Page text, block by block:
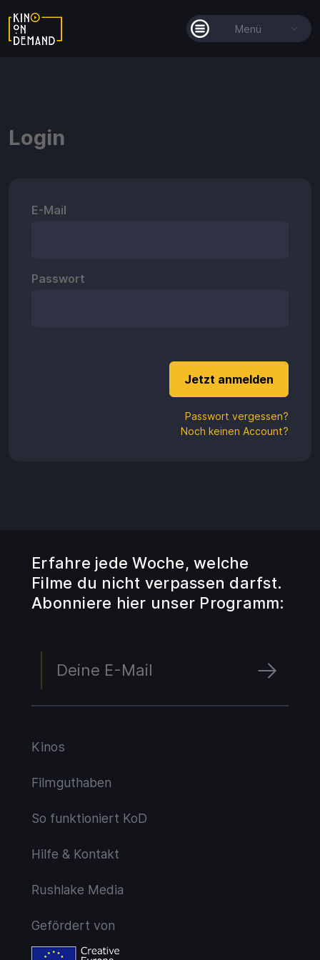
Menü
Einlösen
Login
E-Mail
Passwort
Passwort vergessen?
Noch keinen Account?
Erfahre jede Woche, welche
Filme du nicht verpassen darfst.
Abonniere hier unser Programm:
Kinos
Filmguthaben
So funktioniert KoD
Hilfe & Kontakt
Rushlake Media
Gefördert von